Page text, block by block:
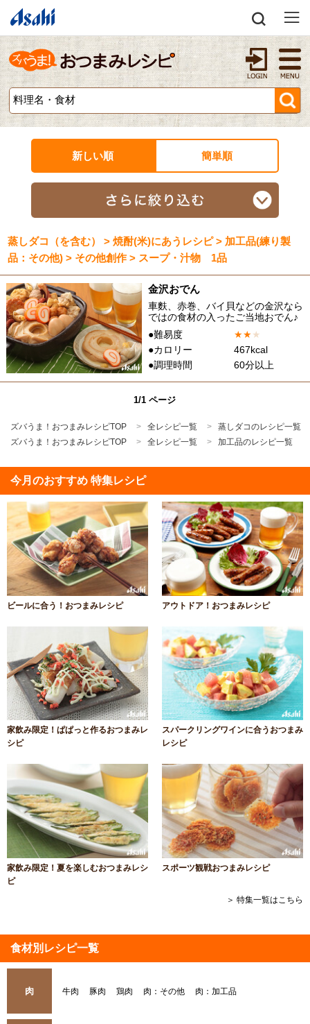
新しい順 簡単順
蒸しダコ（を含む） > 焼酎(米)にあうレシピ > 加工品(練り製
品：その他) > その他創作 > スープ・汁物 1品
金沢おでん
車麩、赤巻、バイ貝などの金沢なら
ではの食材の入ったご当地おでん♪
●難易度
★★★
●カロリー
467kcal
●調理時間
60分以上
1/1 ページ
ズバうま！おつまみレシピTOP 全レシピ一覧
蒸しダコのレシピ一覧
ズバうま！おつまみレシピTOP
全レシピ一覧 加工品のレシピ一覧
今月のおすすめ 特集レシピ
ビールに合う！おつまみレシピ アウトドア！おつまみレシピ
家飲み限定！ぱぱっと作るおつまみレ
シピ
スパークリングワインに合うおつまみ
レシピ
家飲み限定！夏を楽しむおつまみレシ
ピ
スポーツ観戦おつまみレシピ
＞ 特集一覧はこちら
食材別レシピ一覧
肉 牛肉 豚肉 鶏肉 肉：その他 肉：加工品